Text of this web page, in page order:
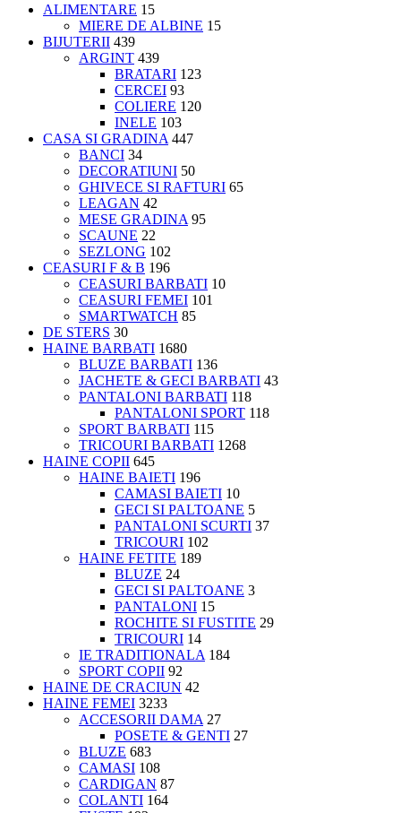
ALIMENTARE 15
MIERE DE ALBINE 15
BIJUTERII 439
ARGINT 439
BRATARI 123
CERCEI 93
COLIERE 120
INELE 103
CASA SI GRADINA 447
BANCI 34
DECORATIUNI 50
GHIVECE SI RAFTURI 65
LEAGAN 42
MESE GRADINA 95
SCAUNE 22
SEZLONG 102
CEASURI F & B 196
CEASURI BARBATI 10
CEASURI FEMEI 101
SMARTWATCH 85
DE STERS 30
HAINE BARBATI 1680
BLUZE BARBATI 136
JACHETE & GECI BARBATI 43
PANTALONI BARBATI 118
PANTALONI SPORT 118
SPORT BARBATI 115
TRICOURI BARBATI 1268
HAINE COPII 645
HAINE BAIETI 196
CAMASI BAIETI 10
GECI SI PALTOANE 5
PANTALONI SCURTI 37
TRICOURI 102
HAINE FETITE 189
BLUZE 24
GECI SI PALTOANE 3
PANTALONI 15
ROCHITE SI FUSTITE 29
TRICOURI 14
IE TRADITIONALA 184
SPORT COPII 92
HAINE DE CRACIUN 42
HAINE FEMEI 3233
ACCESORII DAMA 27
POSETE & GENTI 27
BLUZE 683
CAMASI 108
CARDIGAN 87
COLANTI 164